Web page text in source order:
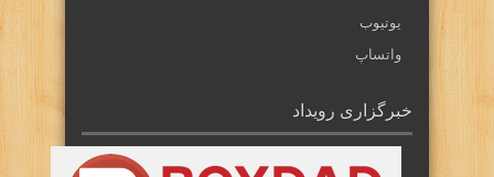
یوتیوب
واتساپ
خبرگزاری رویداد